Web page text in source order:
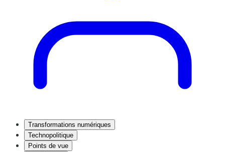
Transformations numériques
Technopolitique
Points de vue